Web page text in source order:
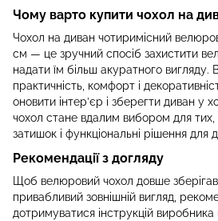
Чому варто купити чохол на
Чохол на диван чотиримісний
см — це зручний спосіб захистити
надати їм більш акуратного вигляду.
практичність, комфорт і
оновити інтер’єр і зберегти диван у
чохол стане вдалим вибором для тих,
затишок і функціональні рішення для
Рекомендації з догляду
Щоб велюровий чохол довше зберігав
привабливий зовнішній вигляд,
дотримуватися інструкцій